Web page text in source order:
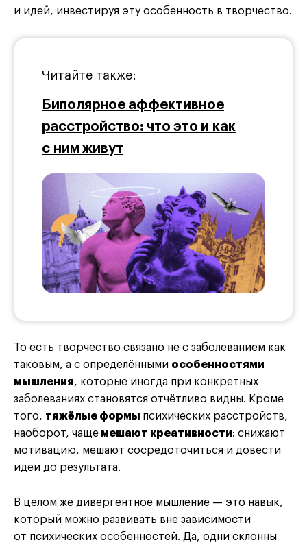
и идей, инвестируя эту особенность в творчество.
Читайте также:
Биполярное аффективное
расстройство: что это и как
с ним живут
То есть творчество связано не с заболеванием как
таковым, а с определёнными особенностями
мышления, которые иногда при конкретных
заболеваниях становятся отчётливо видны. Кроме
того, тяжёлые формы психических расстройств,
наоборот, чаще мешают креативности: снижают
мотивацию, мешают сосредоточиться и довести
идеи до результата.
В целом же дивергентное мышление — это навык,
который можно развивать вне зависимости
от психических особенностей. Да, одни склонны